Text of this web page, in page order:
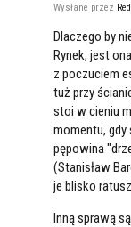
Wysłane przez
Dlaczego by
Rynek, jest
z poczuciem
tuż przy
stoi w cieniu
momentu, gdy
pępowina
(Stanisław
je blisko
Inną sprawą